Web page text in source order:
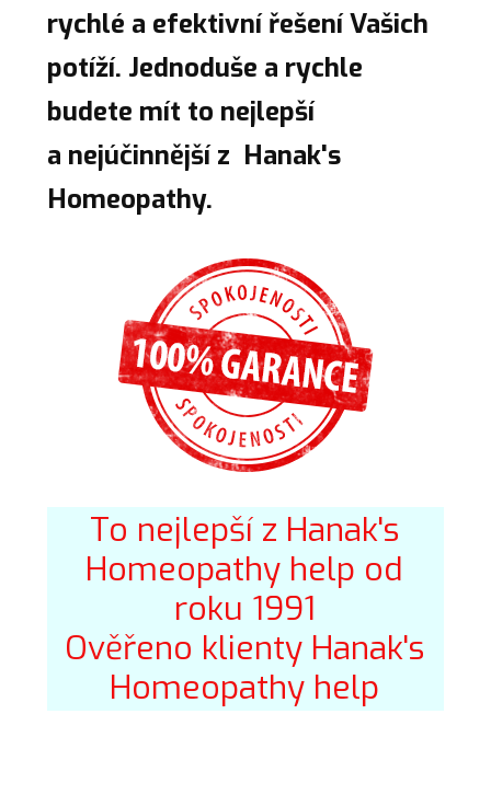
rychlé a efektivní řešení Vašich
potíží. Jednoduše a rychle
budete mít to nejlepší
a nejúčinnější z Hanak's
Homeopathy.
To nejlepší z Hanak's
Homeopathy help od
roku 1991
Ověřeno klienty Hanak's
Homeopathy help